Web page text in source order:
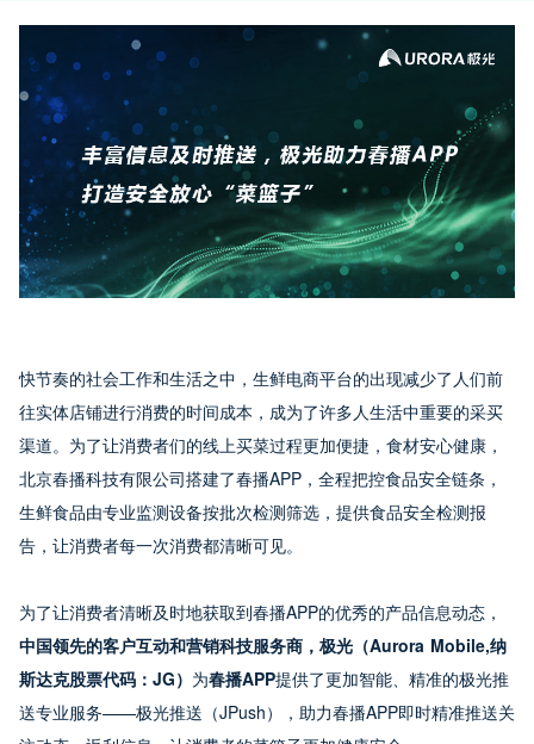
快节奏的社会工作和生活之中，生鲜电商平台的出现减少了人们前
往实体店铺进行消费的时间成本，成为了许多人生活中重要的采买
渠道。为了让消费者们的线上买菜过程更加便捷，食材安心健康，
北京春播科技有限公司搭建了春播APP，全程把控食品安全链条，
生鲜食品由专业监测设备按批次检测筛选，提供食品安全检测报
告，让消费者每一次消费都清晰可见。
为了让消费者清晰及时地获取到春播APP的优秀的产品信息动态，
中国领先的客户互动和营销科技服务商，极光（Aurora Mobile,纳
斯达克股票代码：JG） 为春播APP提供了更加智能、精准的极光推
送专业服务——极光推送（JPush），助力春播APP即时精准推送关